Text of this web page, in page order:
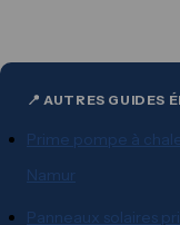
📍 AUTRES GUIDES
Prime pompe à
Namur
Panneaux solaires